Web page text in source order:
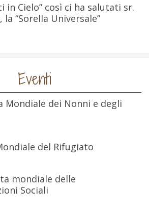
in Cielo” così ci ha salutati sr.
la “Sorella Universale”
Eventi
Mondiale dei Nonni e degli
del Rifugiato
mondiale delle
Sociali